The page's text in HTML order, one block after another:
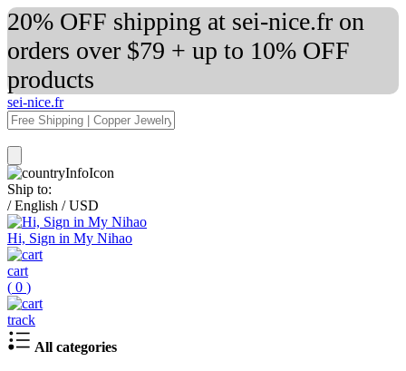
20% OFF shipping at sei-nice.fr on
orders over $79 + up to 10% OFF
products
sei-nice.fr
Ship to:
/ English / USD
Hi, Sign in My Nihao
cart
( 0 )
track
All categories